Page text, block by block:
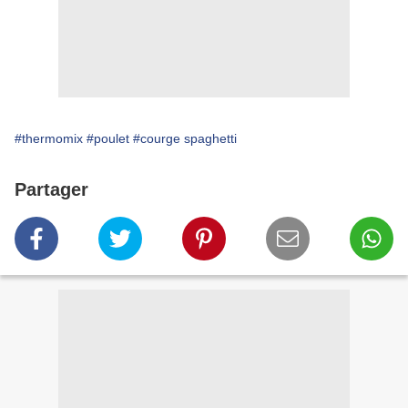
#thermomix #poulet #courge spaghetti
Partager